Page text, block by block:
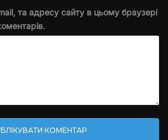
та адресу сайту в цьому браузері